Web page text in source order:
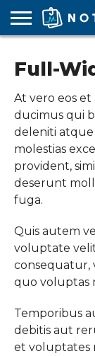
MÉDICA
ARS
ARTÍCULO
ACTUALIDAD
COLEGIO
MÉDICO
COVID-
19
EDUCACIÓN
MÉDICA
ESTUDIANTES
HOSPITALES
Y CLÍNICAS
MARKETING
MÉDICO
RESIDENTES
SALUD
LABORAL
SOCIEDADES
MÉDICAS
TURISMO
MÉDICO
VÍDEOS
Full-
At vero eos et
ducimus qui
deleniti
molestias
provident,
deserunt
fuga.
Quis autem
voluptate
consequatur,
quo voluptas
Temporibus
debitis aut
et voluptates